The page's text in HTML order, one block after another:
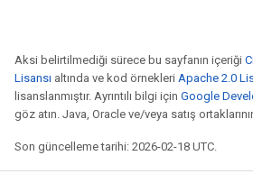
Aksi belirtilmediği sürece bu sayfanın içeriği
Lisansı altında ve kod örnekleri Apache 2.0
lisanslanmıştır. Ayrıntılı bilgi için Google
göz atın. Java, Oracle ve/veya satış
Son güncelleme tarihi: 2026-02-18 UTC.